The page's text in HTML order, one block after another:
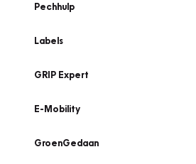
Pechhulp
Labels
GRIP Expert
E-Mobility
GroenGedaan